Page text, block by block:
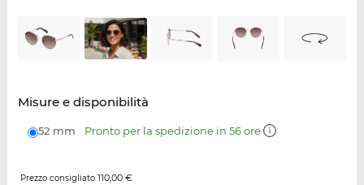
Misure e disponibilità
52 mm Pronto per la spedizione in 56 ore
Prezzo consigliato 110,00 €